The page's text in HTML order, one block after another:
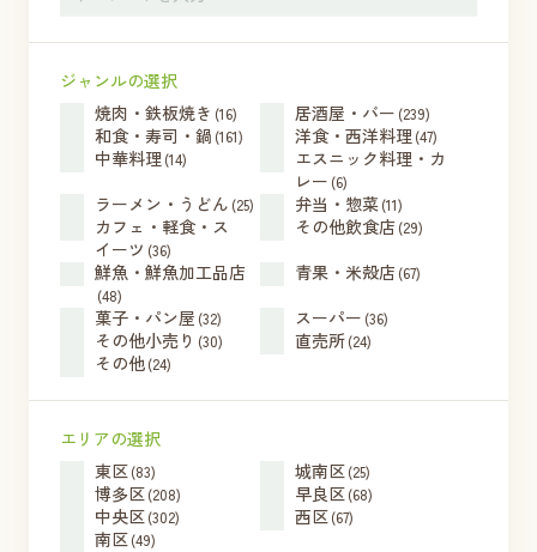
ジャンルの選択
焼肉・鉄板焼き (16) 居酒屋・バー (239)
和食・寿司・鍋 (161) 洋食・西洋料理 (47)
中華料理 (14)
エスニック料理・カ
レー (6)
ラーメン・うどん (25) 弁当・惣菜(11)
カフェ・軽食・ス
イーツ (36)
その他飲食店(29)
鮮魚・鮮魚加工品店
(48)
青果・米殻店(67)
菓子・パン屋 (32) スーパー (36)
その他小売り (30) 直売所(24)
その他(24)
エリアの選択
東区(83) 城南区(25)
博多区(208) 早良区(68)
中央区(302) 西区(67)
南区(49)